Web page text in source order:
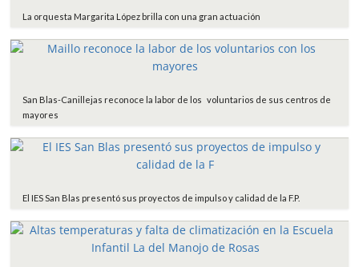
La orquesta Margarita López brilla con una gran actuación
San Blas-Canillejas reconoce la labor de los voluntarios de sus centros de
mayores
El IES San Blas presentó sus proyectos de impulso y calidad de la F.P.